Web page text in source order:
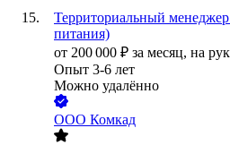
Территориальный
питания)
от 200 000 ₽ за месяц, на
Опыт 3-6 лет
Можно удалённо
ООО Комкад